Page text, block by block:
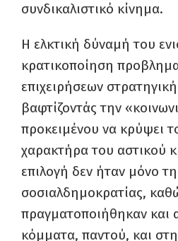
συνδικαλιστικό κίνημα.
Η ελκτική δύναμή του
κρατικοποίηση
επιχειρήσεων
βαφτίζοντάς την
προκειμένου να κρύψει
χαρακτήρα του αστικού
επιλογή δεν ήταν μόνο
σοσιαλδημοκρατίας,
πραγματοποιήθηκαν και
κόμματα, παντού, και